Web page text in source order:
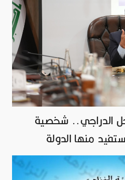
الدراجي.. شخصية
منها الدولة